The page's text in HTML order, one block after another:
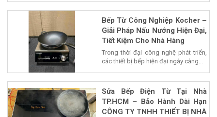
Bếp Từ Công Nghiệp Kocher –
Giải Pháp Nấu Nướng Hiện Đại,
Tiết Kiệm Cho Nhà Hàng
Trong thời đại công nghệ phát triển,
các thiết bị bếp hiện đại ngày càng...
Sửa Bếp Điện Từ Tại Nhà
TP.HCM – Bảo Hành Dài Hạn
CÔNG TY TNHH THIẾT BỊ NHÀ